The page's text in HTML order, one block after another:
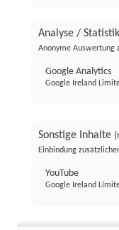
Analyse / Statistik
Anonyme Auswertung
Google Analytics
Google Ireland
Sonstige Inhalte
Einbindung
YouTube
Google Ireland